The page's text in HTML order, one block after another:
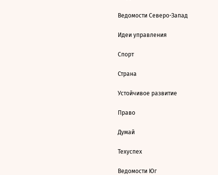
Ведомости Северо-Запад
Идеи управления
Спорт
Страна
Устойчивое развитие
Право
Думай
Техуспех
Ведомости Юг